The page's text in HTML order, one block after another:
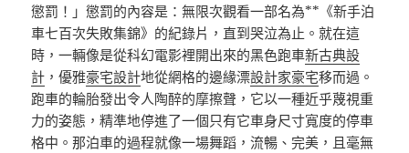
懲罰！」懲罰的內容是：無限次觀看一部名為**《新手泊
車七百次失敗集錦》的紀錄片，直到哭泣為止。就在這
時，一輛像是從科幻電影裡開出來的黑色跑車新古典設
計 ，優雅豪宅設計地從網格的邊緣漂設計家豪宅移而過。
跑車的輪胎發出令人陶醉的摩擦聲，它以一種近乎蔑視重
力的姿態，精準地停進了一個只有它車身尺寸寬度的停車
格中。那泊車的過程就像一場舞蹈，流暢、完美，且毫無